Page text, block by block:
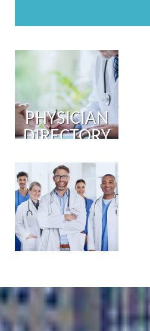
PHYSICIAN
DIRECTORY
PORTAL
COMING
SOON!